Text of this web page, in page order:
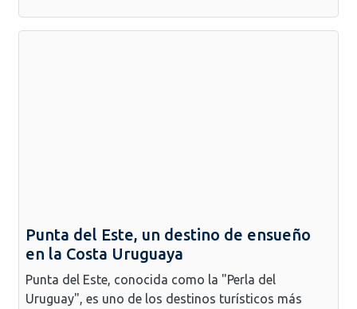
Punta del Este, un destino de ensueño
en la Costa Uruguaya
Punta del Este, conocida como la "Perla del
Uruguay", es uno de los destinos turísticos más